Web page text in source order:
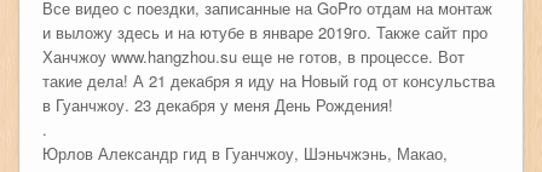
Все видео с поездки, записанные на GoPro отдам на монтаж
и выложу здесь и на ютубе в январе 2019го. Также сайт про
Ханчжоу www.hangzhou.su еще не готов, в процессе. Вот
такие дела! А 21 декабря я иду на Новый год от консульства
в Гуанчжоу. 23 декабря у меня День Рождения!
.
Юрлов Александр гид в Гуанчжоу, Шэньчжэнь, Макао,